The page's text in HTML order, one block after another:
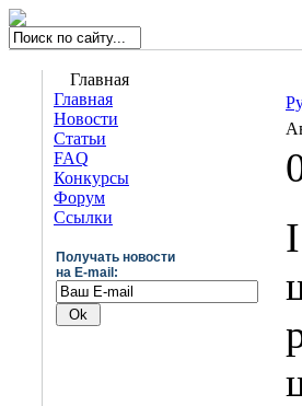
Главная
Главная
Новости
Статьи
FAQ
Конкурсы
Форум
Ссылки
Получать новости
на E-mail: